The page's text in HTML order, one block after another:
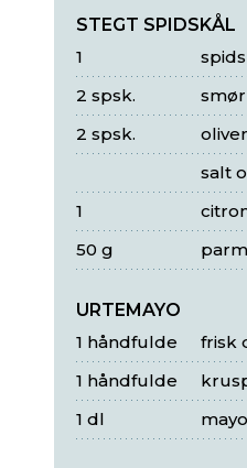
STEGT SPIDSKÅL
1
smør
2 spsk.
2 spsk.
salt
1
50 g
URTEMAYO
frisk
1 håndfulde
1 håndfulde
1 dl